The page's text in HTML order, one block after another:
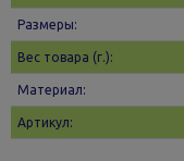
Размеры:
Вес товара (г.):
Материал:
Артикул: